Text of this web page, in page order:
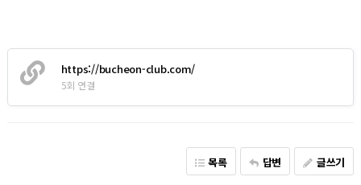
https://bucheon-club.com/
5회 연결
목록 답변 글쓰기